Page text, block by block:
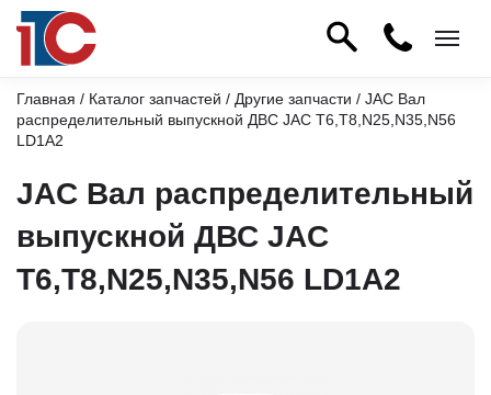
Главная / Каталог запчастей / Другие запчасти / JAC Вал
распределительный выпускной ДВС JAC T6,T8,N25,N35,N56
LD1A2
JAC Вал распределительный
выпускной ДВС JAC
T6,T8,N25,N35,N56 LD1A2